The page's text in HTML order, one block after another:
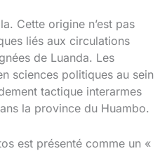
Cette origine n’est pas
liés aux circulations
de Luanda. Les
sciences politiques au sein
tactique interarmes
la province du Huambo.
est présenté comme un «